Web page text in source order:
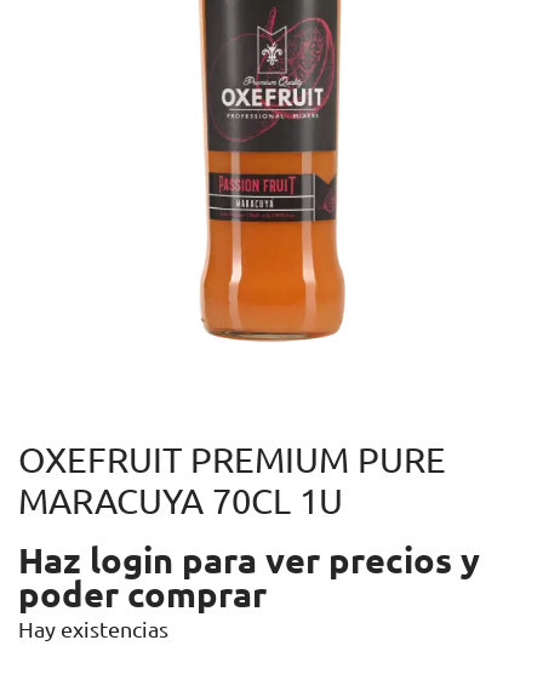
OXEFRUIT PREMIUM PURE
MARACUYA 70CL 1U
Haz login para ver precios y
poder comprar
Hay existencias